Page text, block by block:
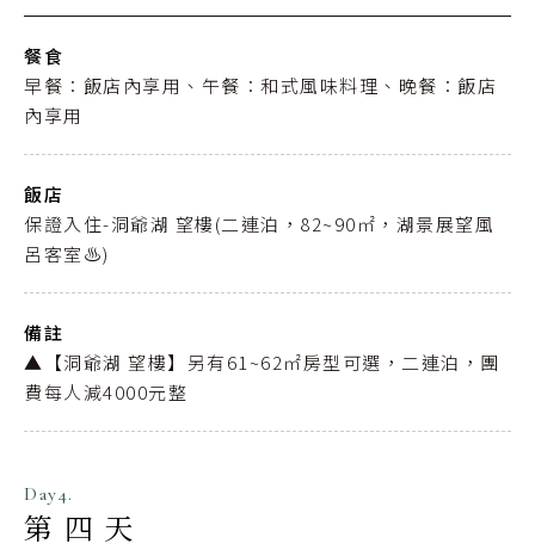
餐食
早餐：飯店內享用、午餐：和式風味料理、晚餐：飯店
內享用
飯店
保證入住-洞爺湖 望樓(二連泊，82~90㎡，湖景展望風
呂客室♨️)
備註
▲【洞爺湖 望樓】另有61~62㎡房型可選，二連泊，團
費每人減4000元整
Day4.
第四天